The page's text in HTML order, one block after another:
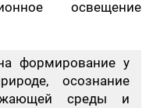
освещение
формирование у
осознание
среды и